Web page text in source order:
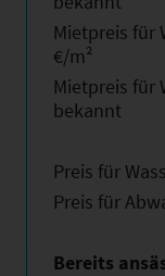
Mietpreis für
€/m²
Mietpreis
bekannt
Preis für
Preis für
Bereits